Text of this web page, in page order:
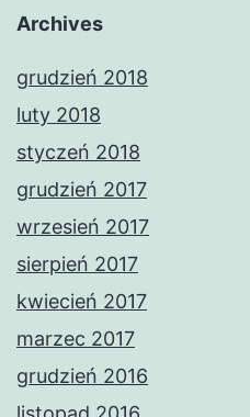
Archives
grudzień 2018
luty 2018
styczeń 2018
grudzień 2017
wrzesień 2017
sierpień 2017
kwiecień 2017
marzec 2017
grudzień 2016